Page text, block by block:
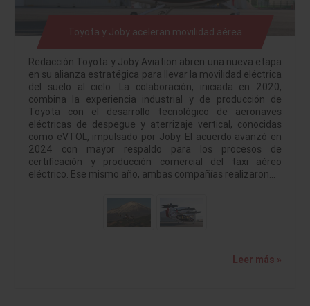
Toyota y Joby aceleran movilidad aérea
Redacción Toyota y Joby Aviation abren una nueva etapa
en su alianza estratégica para llevar la movilidad eléctrica
del suelo al cielo. La colaboración, iniciada en 2020,
combina la experiencia industrial y de producción de
Toyota con el desarrollo tecnológico de aeronaves
eléctricas de despegue y aterrizaje vertical, conocidas
como eVTOL, impulsado por Joby. El acuerdo avanzó en
2024 con mayor respaldo para los procesos de
certificación y producción comercial del taxi aéreo
eléctrico. Ese mismo año, ambas compañías realizaron…
Leer más »